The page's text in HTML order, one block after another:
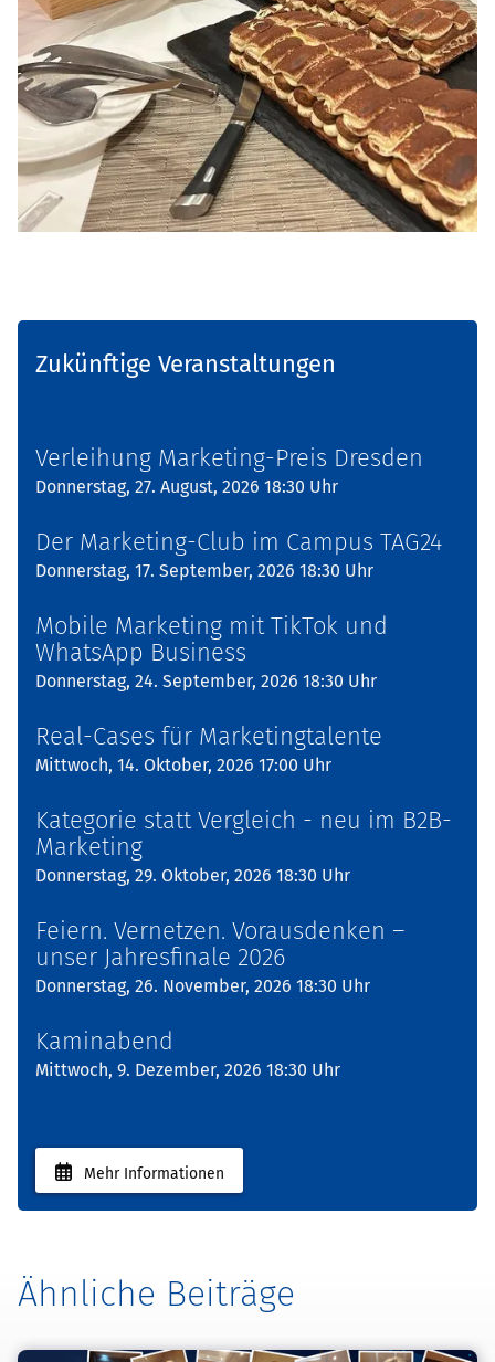
Zukünftige Veranstaltungen
Verleihung Marketing-Preis Dresden
Donnerstag, 27. August, 2026 18:30 Uhr
Der Marketing-Club im Campus TAG24
Donnerstag, 17. September, 2026 18:30 Uhr
Mobile Marketing mit TikTok und
WhatsApp Business
Donnerstag, 24. September, 2026 18:30 Uhr
Real-Cases für Marketingtalente
Mittwoch, 14. Oktober, 2026 17:00 Uhr
Kategorie statt Vergleich - neu im B2B-
Marketing
Donnerstag, 29. Oktober, 2026 18:30 Uhr
Feiern. Vernetzen. Vorausdenken –
unser Jahresfinale 2026
Donnerstag, 26. November, 2026 18:30 Uhr
Kaminabend
Mittwoch, 9. Dezember, 2026 18:30 Uhr
Mehr Informationen
Ähnliche Beiträge